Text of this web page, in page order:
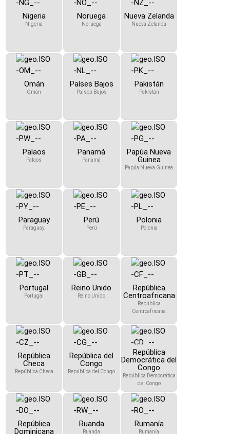
Nigeria
Nigeria
Noruega
Noruega
Nueva Zelanda
Nueva Zelanda
Omán
Omán
Países Bajos
Países Bajos
Pakistán
Pakistán
Palaos
Palaos
Panamá
Panamá
Papúa Nueva
Guinea
Papúa Nueva Guinea
Paraguay
Paraguay
Perú
Perú
Polonia
Polonia
Portugal
Portugal
Reino Unido
Reino Unido
República
Centroafricana
República
Centroafricana
República
Checa
República Checa
República del
Congo
República del Congo
República
Democrática del
Congo
República Democrática
del Congo
República
Dominicana
Ruanda
Ruanda
Rumanía
Rumanía